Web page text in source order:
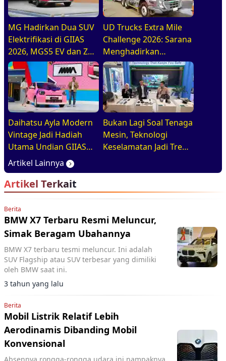
MG Hadirkan Dua SUV
Elektrifikasi di GIIAS
2026, MGS5 EV dan ZS
Hybrid+
UD Trucks Extra Mile
Challenge 2026: Sarana
Menghadirkan
Pengemudi Truk Yang
Profesional
Daihatsu Ayla Modern
Vintage Jadi Hadiah
Utama Undian GIIAS
2026, Basisnya Varian
Terlaris
Bukan Lagi Soal Tenaga
Mesin, Teknologi
Keselamatan Jadi Tren
Artikel Lainnya
Artikel Terkait
Berita
BMW X7 Terbaru Resmi Meluncur,
Simak Beragam Ubahannya
BMW X7 terbaru tesmi meluncur. Ini adalah
SUV Flagship atau SUV terbesar yang dimiliki
oleh BMW saat ini.
3 tahun yang lalu
Berita
Mobil Listrik Relatif Lebih
Aerodinamis Dibanding Mobil
Konvensional